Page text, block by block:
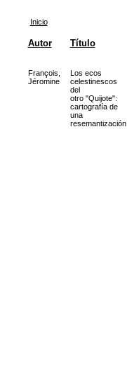
Inicio
Autor Título
François,
Jéromine
Los ecos
celestinescos
del
otro "Quijote":
cartografía de
una
resemantización